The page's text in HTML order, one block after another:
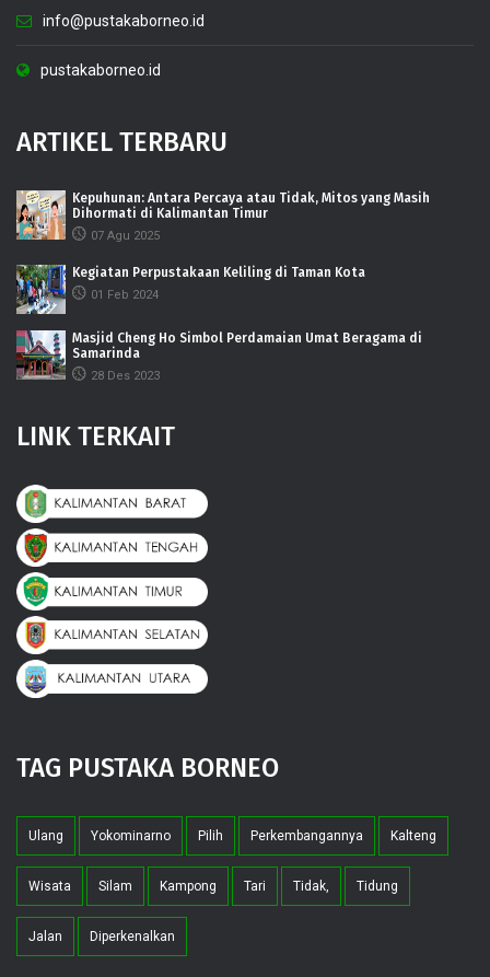
info@pustakaborneo.id
pustakaborneo.id
ARTIKEL TERBARU
Kepuhunan: Antara Percaya atau Tidak, Mitos yang Masih
Dihormati di Kalimantan Timur
07 Agu 2025
Kegiatan Perpustakaan Keliling di Taman Kota
01 Feb 2024
Masjid Cheng Ho Simbol Perdamaian Umat Beragama di
Samarinda
28 Des 2023
LINK TERKAIT
TAG PUSTAKA BORNEO
Ulang Yokominarno Pilih Perkembangannya Kalteng
Wisata Silam Kampong Tari Tidak, Tidung
Jalan Diperkenalkan